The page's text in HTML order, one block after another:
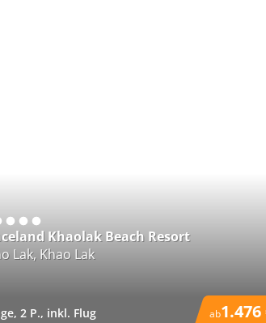
Khaolak Beach Resort
Lak, Khao Lak
ab1.476
2 P., inkl. Flug